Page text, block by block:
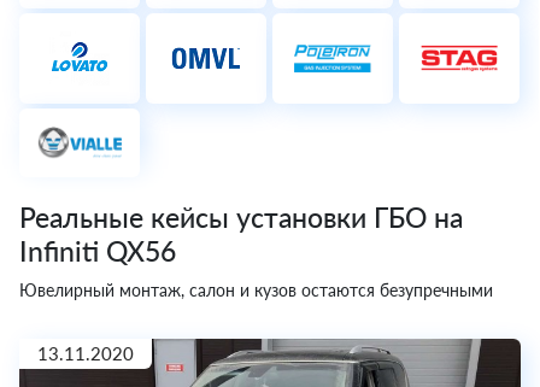
Реальные кейсы установки ГБО на
Infiniti QX56
Ювелирный монтаж, салон и кузов остаются безупречными
13.11.2020